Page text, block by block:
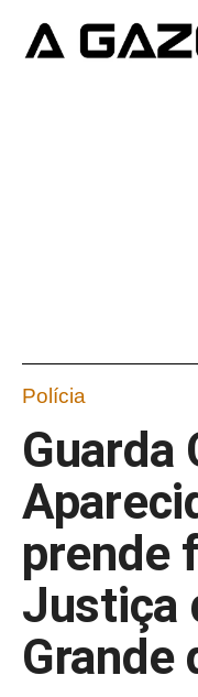
Polícia
Guarda
prende
Justiça
Grande